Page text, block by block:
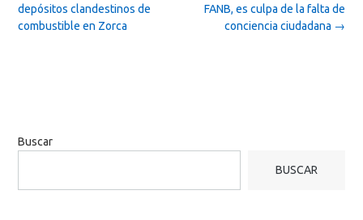
navigation
FANB, es culpa de la falta de
conciencia ciudadana →
depósitos clandestinos de
combustible en Zorca
Buscar
BUSCAR